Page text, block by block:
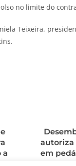
no limite do
Teixeira,
a
autoriza
em